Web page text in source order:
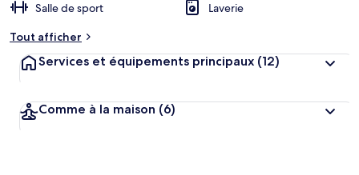
Salle de sport
Laverie
Tout afficher
Services et équipements principaux (12)
Comme à la maison (6)